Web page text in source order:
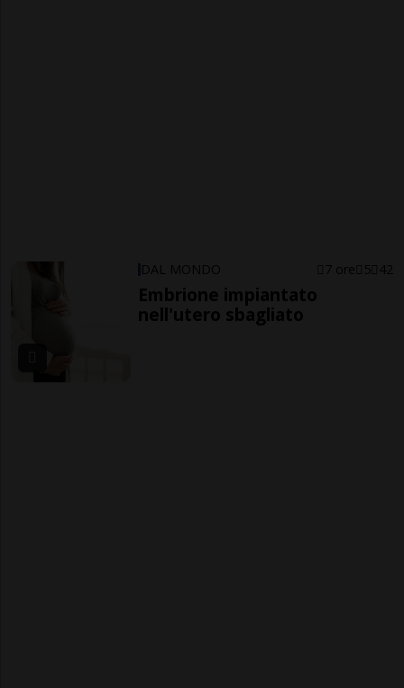
DAL MONDO 7 ore 5 42
Embrione impiantato
nell'utero sbagliato